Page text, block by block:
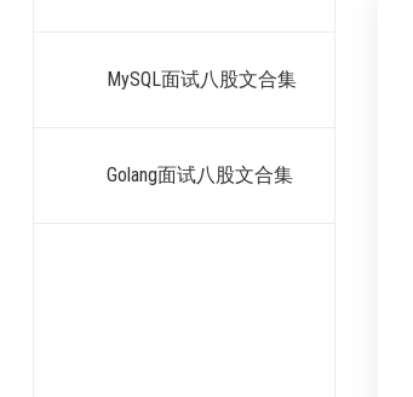
MySQL面试八股文合集
Golang面试八股文合集